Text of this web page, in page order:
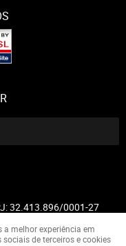
32.413.896/0001-27
melhor experiência em
de terceiros e cookies